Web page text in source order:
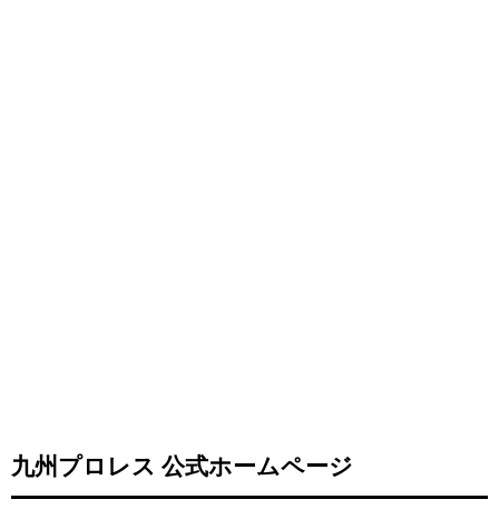
九州プロレス 公式ホームページ